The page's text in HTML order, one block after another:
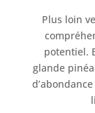
Plus loin
potentiel.
glande